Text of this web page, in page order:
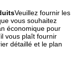
Veuillez fournir les
vous souhaitez
économique pour
vous plaît fournir
détaillé et le plan